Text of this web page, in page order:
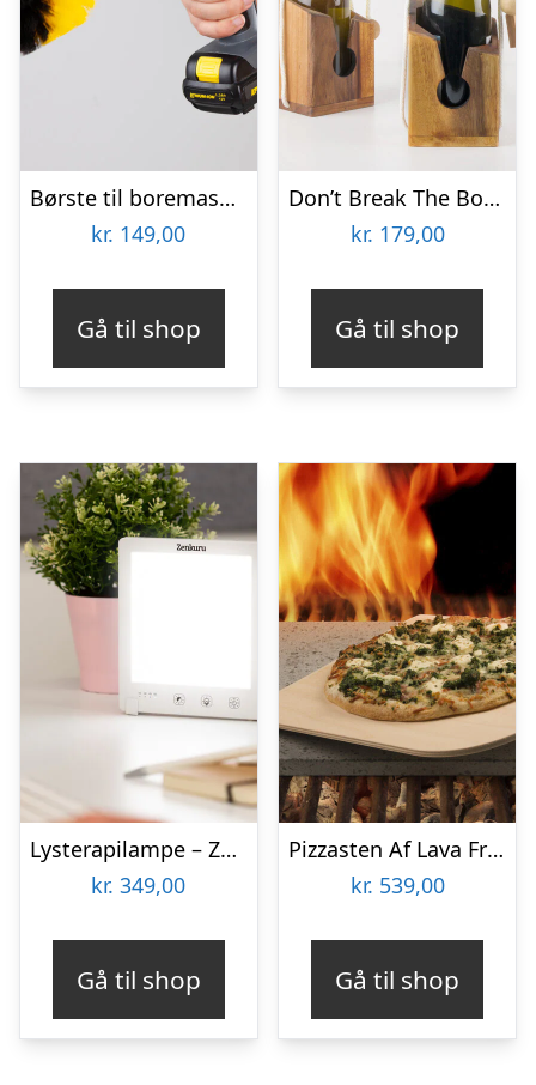
Børste til boremaskine 3-pak – Wibbri
kr. 149,00
Gå til shop
Don’t Break The Bottle
kr. 179,00
Gå til shop
Lysterapilampe – Zenkuru
kr. 349,00
Gå til shop
Pizzasten Af Lava Fra Etna
kr. 539,00
Gå til shop